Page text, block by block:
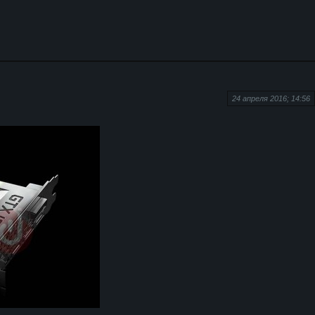
24 апреля 2016; 14:56